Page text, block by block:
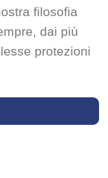
filosofia
dai più
protezioni